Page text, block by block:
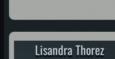
Lisandra Thorez